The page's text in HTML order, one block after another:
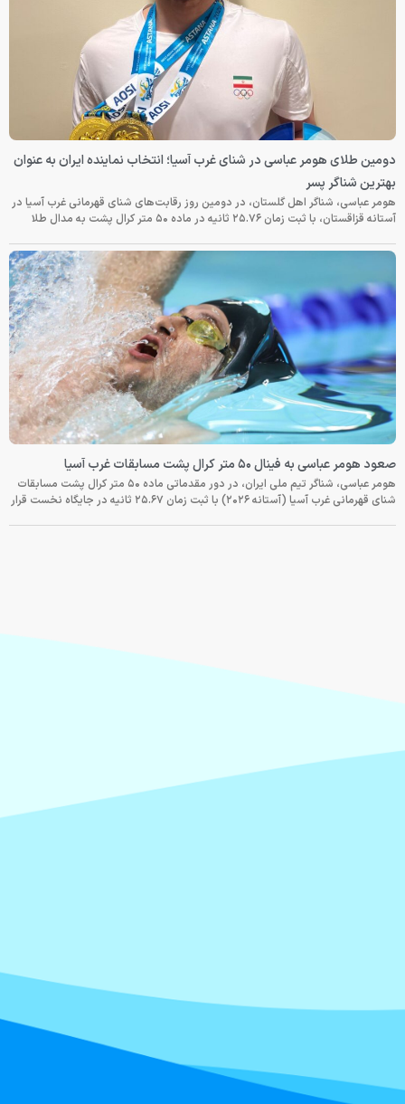
دومین طلای هومر عباسی در شنای غرب آسیا؛ انتخاب نماینده ایران به عنوان
بهترین شناگر پسر
هومر عباسی، شناگر اهل گلستان، در دومین روز رقابت‌های شنای قهرمانی غرب آسیا در
آستانه قزاقستان، با ثبت زمان ۲۵.۷۶ ثانیه در ماده ۵۰ متر کرال پشت به مدال طلا
صعود هومر عباسی به فینال ۵۰ متر کرال پشت مسابقات غرب آسیا
هومر عباسی، شناگر تیم ملی ایران، در دور مقدماتی ماده ۵۰ متر کرال پشت مسابقات
شنای قهرمانی غرب آسیا (آستانه ۲۰۲۶) با ثبت زمان ۲۵.۶۷ ثانیه در جایگاه نخست قرار